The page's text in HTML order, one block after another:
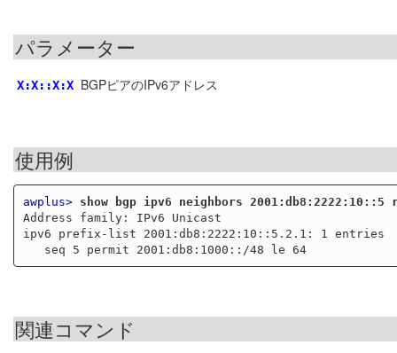
パラメーター
X:X::X:X BGPピアのIPv6アドレス
使用例
awplus>
show bgp ipv6 neighbors
Address family: IPv6 Unicast
ipv6 prefix-list 2001:db8:2222:10::5.2.1: 1 entries
   seq 5 permit 2001:db8:1000::/48 le 64
関連コマンド